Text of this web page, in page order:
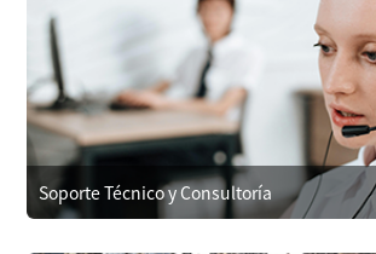
Capacitación Operativa
Proporcionamos capacitación a los
garantizar el uso correcto, reducir
capacitación en mantenimiento y
para prolongar la vida útil del
Soporte Técnico y Consultoría